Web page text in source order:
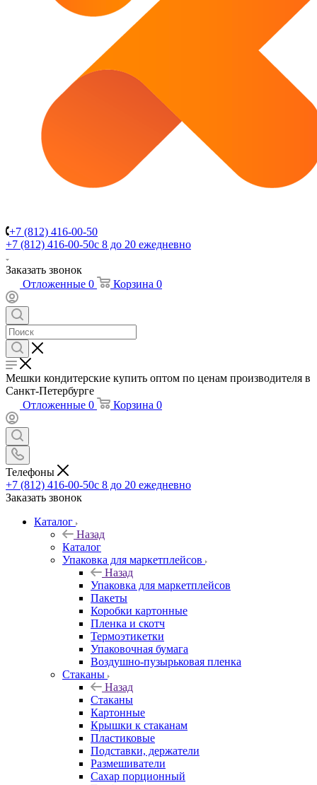
+7 (812) 416-00-50
+7 (812) 416-00-50с 8 до 20 ежедневно
Заказать звонок
Отложенные 0 Корзина 0
Мешки кондитерские купить оптом по ценам производителя в
Санкт-Петербурге
Отложенные 0 Корзина 0
Телефоны
+7 (812) 416-00-50с 8 до 20 ежедневно
Заказать звонок
Каталог
Назад
Каталог
Упаковка для маркетплейсов
Назад
Упаковка для маркетплейсов
Пакеты
Коробки картонные
Пленка и скотч
Термоэтикетки
Упаковочная бумага
Воздушно-пузырьковая пленка
Стаканы
Назад
Стаканы
Картонные
Крышки к стаканам
Пластиковые
Подставки, держатели
Размешиватели
Сахар порционный